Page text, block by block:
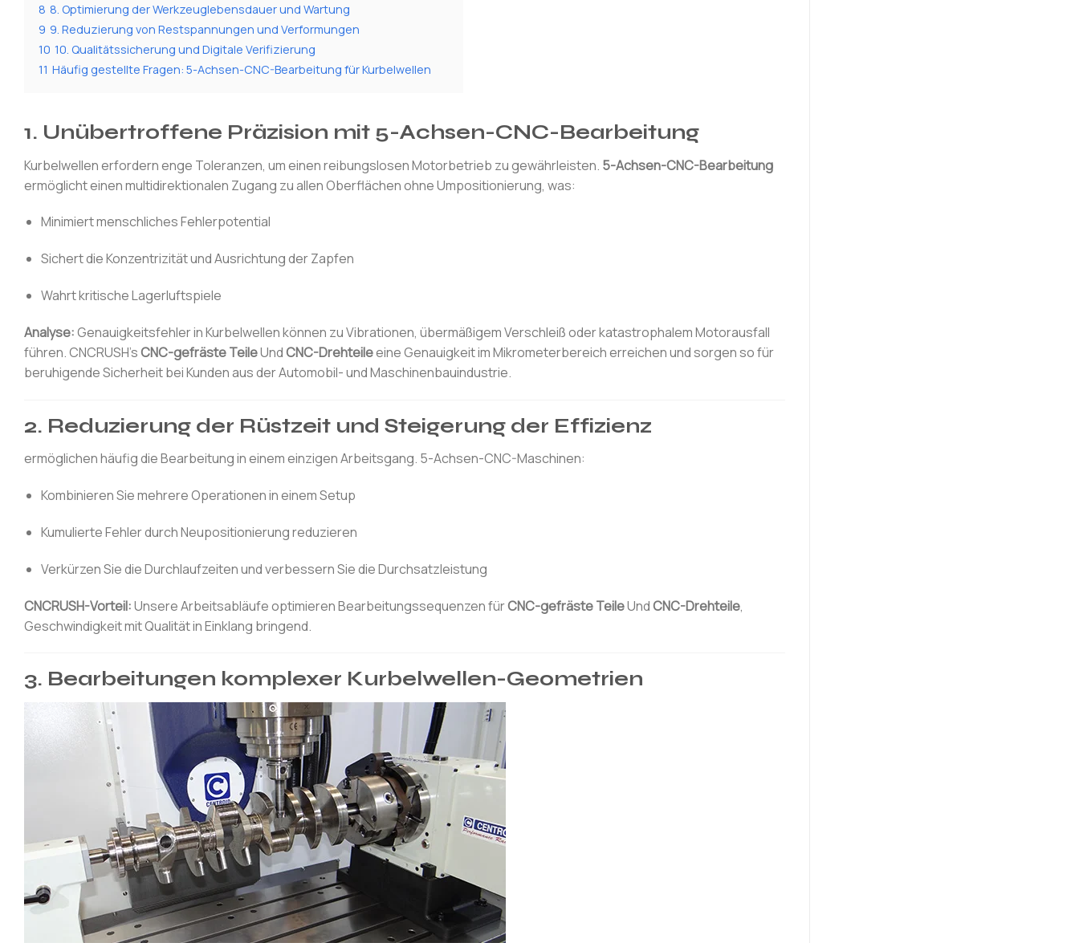
8 8. Optimierung der Werkzeuglebensdauer und Wartung
9 9. Reduzierung von Restspannungen und Verformungen
10 10. Qualitätssicherung und Digitale Verifizierung
11 Häufig gestellte Fragen: 5-Achsen-CNC-Bearbeitung für Kurbelwellen
1. Unübertroffene Präzision mit 5-Achsen-CNC-Bearbeitung
Kurbelwellen erfordern enge Toleranzen, um einen reibungslosen Motorbetrieb zu gewährleisten. 5-Achsen-CNC-Bearbeitung
ermöglicht einen multidirektionalen Zugang zu allen Oberflächen ohne Umpositionierung, was:
Minimiert menschliches Fehlerpotential
Sichert die Konzentrizität und Ausrichtung der Zapfen
Wahrt kritische Lagerluftspiele
Analyse:Genauigkeitsfehler in Kurbelwellen können zu Vibrationen, übermäßigem Verschleiß oder katastrophalem Motorausfall
führen. CNCRUSH’sCNC-gefräste TeileUndCNC-Drehteileeine Genauigkeit im Mikrometerbereich erreichen und sorgen so für
beruhigende Sicherheit bei Kunden aus der Automobil- und Maschinenbauindustrie.
2. Reduzierung der Rüstzeit und Steigerung der Effizienz
ermöglichen häufig die Bearbeitung in einem einzigen Arbeitsgang. 5-Achsen-CNC-Maschinen:
Kombinieren Sie mehrere Operationen in einem Setup
Kumulierte Fehler durch Neupositionierung reduzieren
Verkürzen Sie die Durchlaufzeiten und verbessern Sie die Durchsatzleistung
CNCRUSH-Vorteil:Unsere Arbeitsabläufe optimieren Bearbeitungssequenzen fürCNC-gefräste TeileUndCNC-Drehteile,
Geschwindigkeit mit Qualität in Einklang bringend.
3. Bearbeitungen komplexer Kurbelwellen-Geometrien